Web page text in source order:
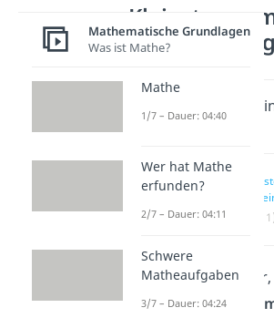
Kleinstes
Vielfaches
Wichtige Inhalte
Video
Hier erklären wir
kleinstes
Mathematische Grundlagen
Was ist Mathe?
Mathe
1/7 – Dauer: 04:40
Wer hat Mathe
erfunden?
2/7 – Dauer: 04:11
Schwere
Matheaufgaben
3/7 – Dauer: 04:24